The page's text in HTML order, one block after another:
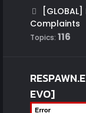
Complaints
Topics: 116
EVO]